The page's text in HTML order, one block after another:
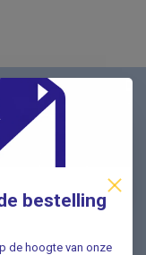
als eerste
bestelling
de hoogte van onze